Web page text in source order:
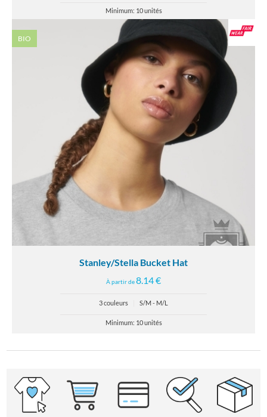
Minimum: 10 unités
BIO
Stanley/Stella Bucket Hat
À partir de8.14 €
3 couleurs S/M - M/L
Minimum: 10 unités